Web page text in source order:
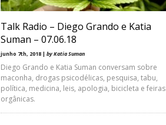
Talk Radio – Diego Grando e Katia
Suman – 07.06.18
junho 7th, 2018 | by Katia Suman
Diego Grando e Katia Suman conversam sobre
maconha, drogas psicodélicas, pesquisa, tabu,
política, medicina, leis, apologia, bicicleta e feiras
orgânicas.